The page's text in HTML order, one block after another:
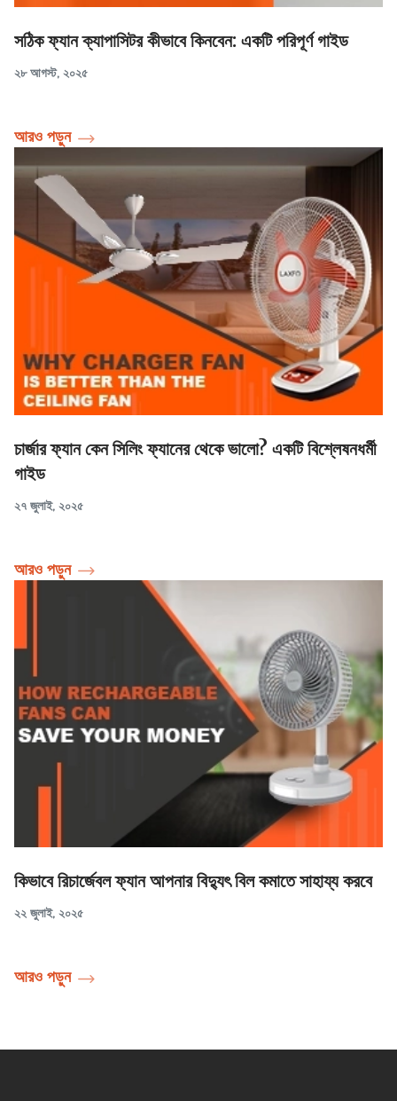
সঠিক ফ্যান ক্যাপাসিটর কীভাবে কিনবেন: একটি পরিপূর্ণ গাইড
২৮ আগস্ট, ২০২৫
আরও পড়ুন
চার্জার ফ্যান কেন সিলিং ফ্যানের থেকে ভালো? একটি বিশ্লেষনধর্মী
গাইড
২৭ জুলাই, ২০২৫
আরও পড়ুন
কিভাবে রিচার্জেবল ফ্যান আপনার বিদ্যুৎ বিল কমাতে সাহায্য করবে
২২ জুলাই, ২০২৫
আরও পড়ুন